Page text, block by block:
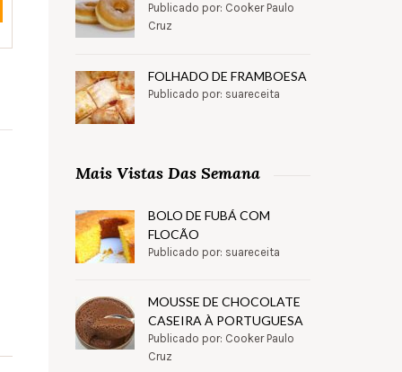
Publicado por: Cooker Paulo
Cruz
FOLHADO DE FRAMBOESA
Publicado por: suareceita
Mais Vistas Das Semana
BOLO DE FUBÁ COM
FLOCÃO
Publicado por: suareceita
MOUSSE DE CHOCOLATE
CASEIRA À PORTUGUESA
Publicado por: Cooker Paulo
Cruz